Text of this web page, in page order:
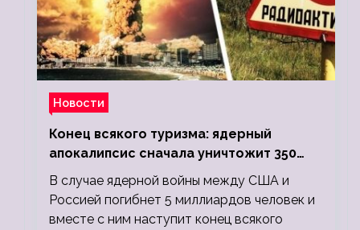
Новости
Конец всякого туризма: ядерный
апокалипсис сначала уничтожит 350
миллионов, а потом 5 миллиардов
людей
В случае ядерной войны между США и
Россией погибнет 5 миллиардов человек и
вместе с ним наступит конец всякого